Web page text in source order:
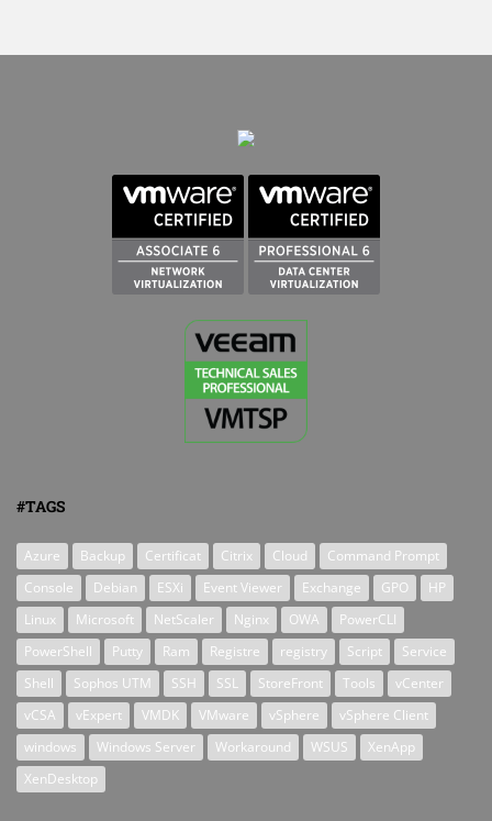
#TAGS
Azure Backup Certificat Citrix Cloud
Command Prompt
Console
Debian ESXi Event Viewer Exchange GPO
HP
Linux
Microsoft NetScaler Nginx OWA
PowerCLI
PowerShell
Putty Ram Registre registry Script
Service
Shell
Sophos UTM SSH SSL StoreFront Tools
vCenter
vCSA
vExpert VMDK VMware vSphere
vSphere Client
windows
Windows Server Workaround WSUS
XenApp
XenDesktop